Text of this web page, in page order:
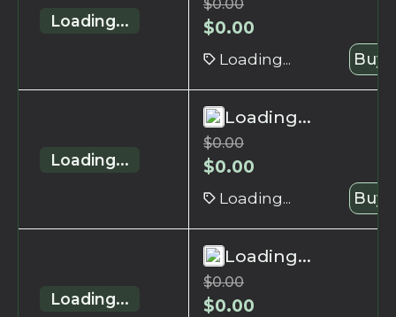
Loading...
$0.00
$0.00
Loading... Buy
Loading...
Loading...
$0.00
$0.00
Loading... Buy
Loading...
Loading...
$0.00
$0.00